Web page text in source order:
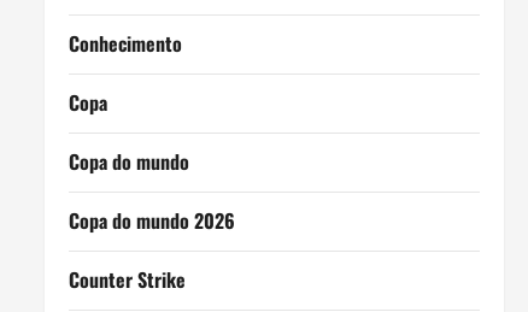
Conhecimento
Copa
Copa do mundo
Copa do mundo 2026
Counter Strike